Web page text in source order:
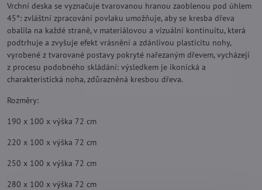
Vrchní deska se vyznačuje tvarovanou hranou zaoblenou pod úhlem
45°: zvláštní zpracování povlaku umožňuje, aby se kresba dřeva
obalila na každé straně, v materiálovou a vizuální kontinuitu, která
podtrhuje a zvyšuje efekt vrásnění a zdánlivou plasticitu nohy,
vyrobené z tvarované postavy pokryté nařezaným dřevem, vycházejí
z procesu podobného skládání: výsledkem je ikonická a
charakteristická noha, zdůrazněná kresbou dřeva.
Rozměry:
190 x 100 x výška 72 cm
220 x 100 x výška 72 cm
250 x 100 x výška 72 cm
280 x 100 x výška 72 cm